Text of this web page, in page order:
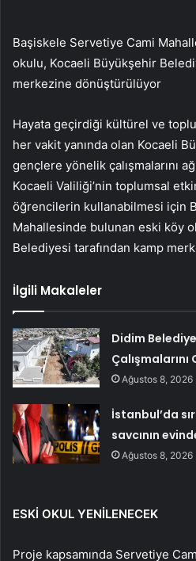
Başiskele Servetiye Cami
okulu, Kocaeli Büyükşehir
merkezine dönüştürülüyor
Hayata geçirdiği kültürel ve
her vakit yanında olan Kocaeli
gençlere yönelik çalışmalarını
Kocaeli Valiliği’nin toplumsal
öğrencilerin kullanabilmesi için
Mahallesinde bulunan eski köy
Belediyesi tarafından kamp
İlgili Makaleler
Didim
Ağustos 8, 2026
İstanbul’da
savcının
Ağustos 8, 2026
ESKİ OKUL YENİLENECEK
Proje kapsamında Servetiye